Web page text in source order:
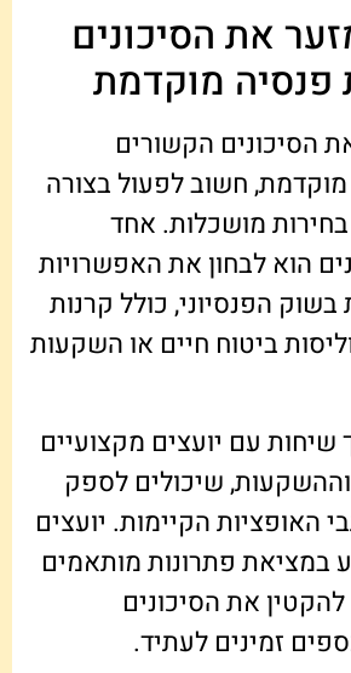
את הסיכונים
מוקדמת
הסיכונים הקשורים
חשוב לפעול בצורה
מושכלות. אחד
הוא לבחון את האפשרויות
בשוק הפנסיוני, כולל קרנות
ביטוח חיים או השקעות
שיחות עם יועצים מקצועיים
שיכולים לספק
האופציות הקיימות. יועצים
במציאת פתרונות מותאמים
את הסיכונים
זמינים לעתיד.